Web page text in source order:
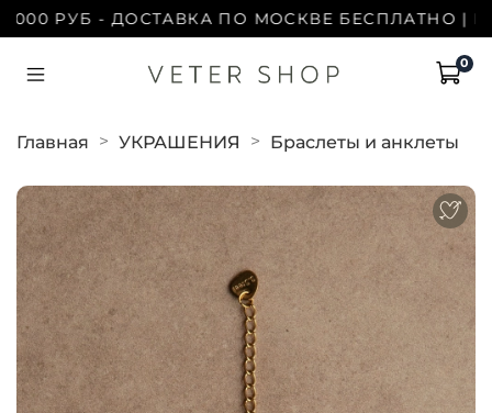
РУБ - ДОСТАВКА ПО МОСКВЕ БЕСПЛАТНО |
0
Главная УКРАШЕНИЯ Браслеты и анклеты